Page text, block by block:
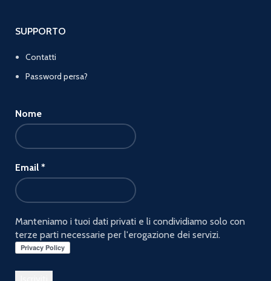
SUPPORTO
Contatti
Password persa?
Nome
Email *
Manteniamo i tuoi dati privati e li condividiamo solo con
terze parti necessarie per l'erogazione dei servizi.